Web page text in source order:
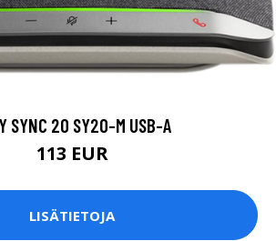
SYNC 20 SY20-M USB-A
113 EUR
LISÄTIETOJA